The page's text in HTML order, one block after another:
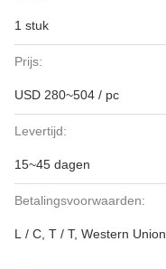
1 stuk
Prijs:
USD 280~504 / pc
Levertijd:
15~45 dagen
Betalingsvoorwaarden:
L / C, T / T, Western Union